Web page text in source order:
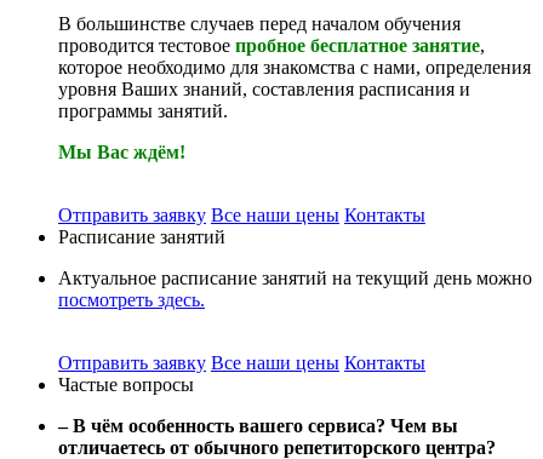
В большинстве случаев перед началом обучения
проводится тестовое пробное бесплатное занятие,
которое необходимо для знакомства с нами, определения
уровня Ваших знаний, составления расписания и
программы занятий.
Мы Вас ждём!
Отправить заявку Все наши цены Контакты
Расписание занятий
Актуальное расписание занятий на текущий день можно
посмотреть здесь.
Отправить заявку Все наши цены Контакты
Частые вопросы
– В чём особенность вашего сервиса? Чем вы
отличаетесь от обычного репетиторского центра?